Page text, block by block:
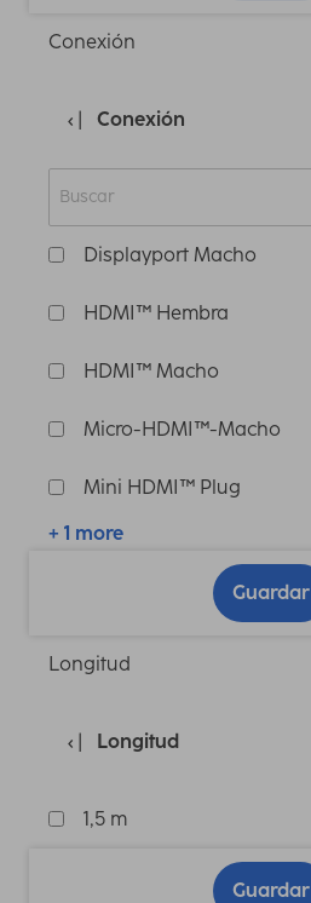
Conexión
Conexión
Displayport Macho
HDMI™ Hembra
HDMI™ Macho
Micro-HDMI™-Macho
Mini HDMI™ Plug
+ 1 more
Guardar
Longitud
Longitud
1,5 m
Guardar